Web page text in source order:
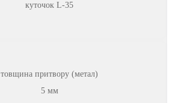
куточок L-35
товщина притвору (метал)
5 мм